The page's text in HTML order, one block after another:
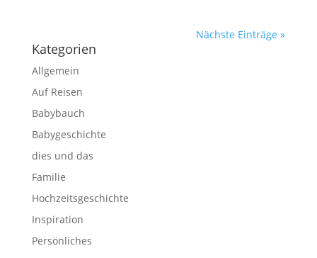
Nächste Einträge »
Kategorien
Allgemein
Auf Reisen
Babybauch
Babygeschichte
dies und das
Familie
Hochzeitsgeschichte
Inspiration
Persönliches